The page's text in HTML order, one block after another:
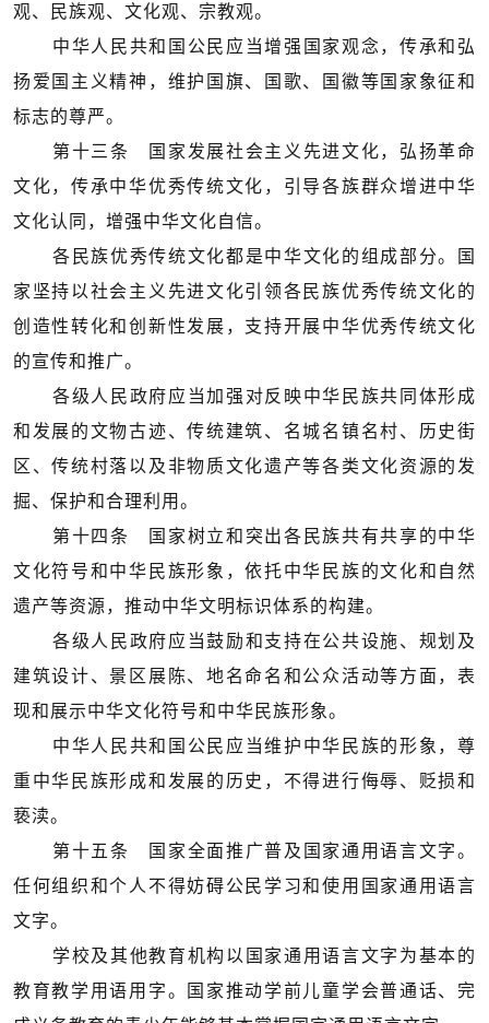
观、民族观、文化观、宗教观。
中华人民共和国公民应当增强国家观念，传承和弘
扬爱国主义精神，维护国旗、国歌、国徽等国家象征和
标志的尊严。
第十三条 国家发展社会主义先进文化，弘扬革命
文化，传承中华优秀传统文化，引导各族群众增进中华
文化认同，增强中华文化自信。
各民族优秀传统文化都是中华文化的组成部分。国
家坚持以社会主义先进文化引领各民族优秀传统文化的
创造性转化和创新性发展，支持开展中华优秀传统文化
的宣传和推广。
各级人民政府应当加强对反映中华民族共同体形成
和发展的文物古迹、传统建筑、名城名镇名村、历史街
区、传统村落以及非物质文化遗产等各类文化资源的发
掘、保护和合理利用。
第十四条 国家树立和突出各民族共有共享的中华
文化符号和中华民族形象，依托中华民族的文化和自然
遗产等资源，推动中华文明标识体系的构建。
各级人民政府应当鼓励和支持在公共设施、规划及
建筑设计、景区展陈、地名命名和公众活动等方面，表
现和展示中华文化符号和中华民族形象。
中华人民共和国公民应当维护中华民族的形象，尊
重中华民族形成和发展的历史，不得进行侮辱、贬损和
亵渎。
第十五条 国家全面推广普及国家通用语言文字。
任何组织和个人不得妨碍公民学习和使用国家通用语言
文字。
学校及其他教育机构以国家通用语言文字为基本的
教育教学用语用字。国家推动学前儿童学会普通话、完